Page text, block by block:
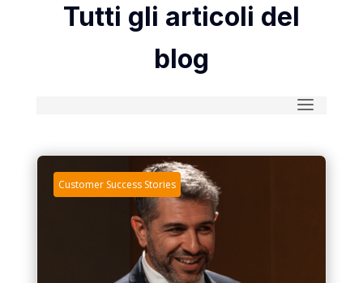
Tutti gli articoli del
blog
Customer Success Stories